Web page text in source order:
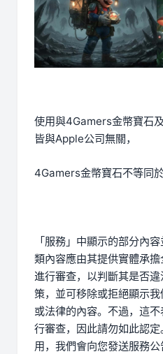
使用與4Gamers金幣寶石
皆與Apple公司無關，
4Gamers金幣寶石不等同於
「服務」中顯示的部分內
類內容應由其提供實體承
進行審查，以判斷其是否
策，並可移除或拒絕顯示
或法律的內容。不過，這
行審查，因此請勿如此認
用，我們會向您發送服務